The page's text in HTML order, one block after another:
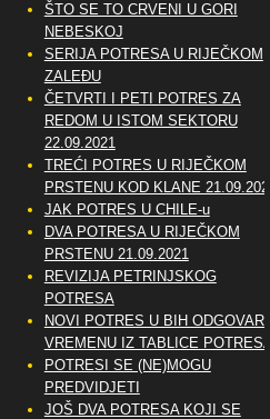
ŠTO SE TO CRVENI U GORI
NEBESKOJ
SERIJA POTRESA U RIJEČKOM
ZALEĐU
ČETVRTI I PETI POTRES ZA
REDOM U ISTOM SEKTORU
22.09.2021
TREĆI POTRES U RIJEČKOM
PRSTENU KOD KLANE 21.09.2021
JAK POTRES U CHILE-u
DVA POTRESA U RIJEČKOM
PRSTENU 21.09.2021
REVIZIJA PETRINJSKOG
POTRESA
NOVI POTRES U BIH ODGOVARA
VREMENU IZ TABLICE POTRESA
POTRESI SE (NE)MOGU
PREDVIDJETI
JOŠ DVA POTRESA KOJI SE